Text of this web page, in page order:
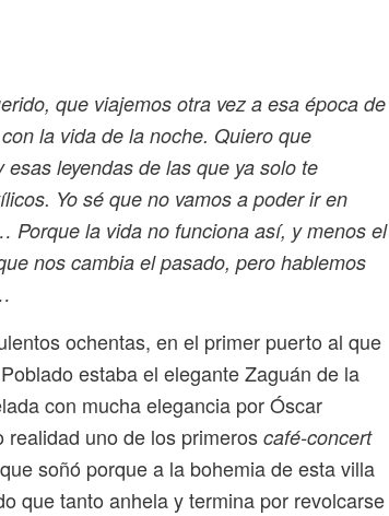
que viajemos otra vez a esa época de
la vida de la noche. Quiero que
leyendas de las que ya solo te
Yo sé que no vamos a poder ir en
Porque la vida no funciona así, y menos el
nos cambia el pasado, pero hablemos
ochentas, en el primer puerto al que
estaba el elegante Zaguán de la
con mucha elegancia por Óscar
realidad uno de los primeroscafé-concert
soñó porque a la bohemia de esta villa
que tanto anhela y termina por revolcarse